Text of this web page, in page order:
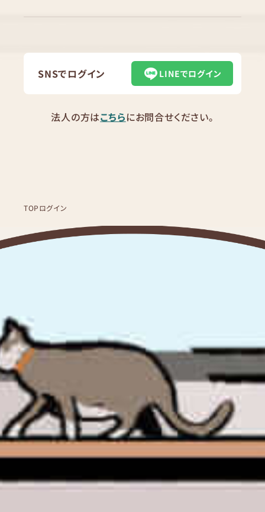
SNSでログイン LINEでログイン
法人の方はこちらにお問合せください。
TOPログイン